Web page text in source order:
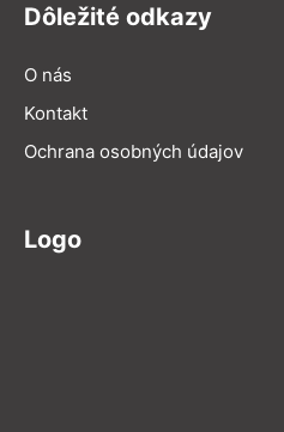
Dôležité odkazy
O nás
Kontakt
Ochrana osobných údajov
Logo